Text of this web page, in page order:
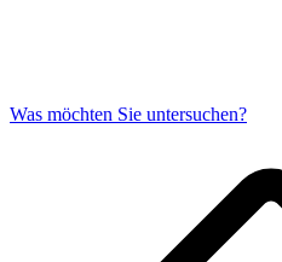
Was möchten Sie untersuchen?